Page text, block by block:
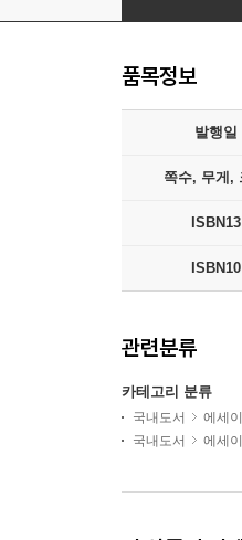
품목정보
발행일
쪽수, 무게,
ISBN13
ISBN10
관련분류
카테고리 분류
국내도서 에세이
국내도서
에세이